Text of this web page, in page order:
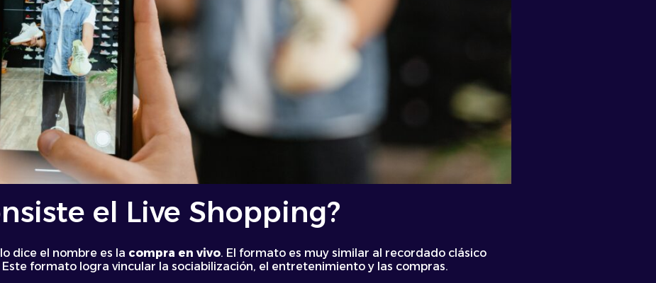
el Live Shopping?
dice el nombre es la compra en vivo. El formato es muy similar al recordado clásico
Este formato logra vincular la sociabilización, el entretenimiento y las compras.